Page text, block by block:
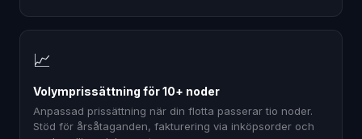
📈
Volymprissättning för 10+ noder
Anpassad prissättning när din flotta passerar tio noder.
Stöd för årsåtaganden, fakturering via inköpsorder och